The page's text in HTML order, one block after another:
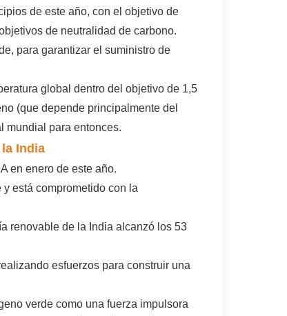
de este año, con el objetivo de
de neutralidad de carbono.
para garantizar el suministro de
global dentro del objetivo de 1,5
(que depende principalmente del
mundial para entonces.
India
en enero de este año.
está comprometido con la
renovable de la India alcanzó los 53
esfuerzos para construir una
verde como una fuerza impulsora